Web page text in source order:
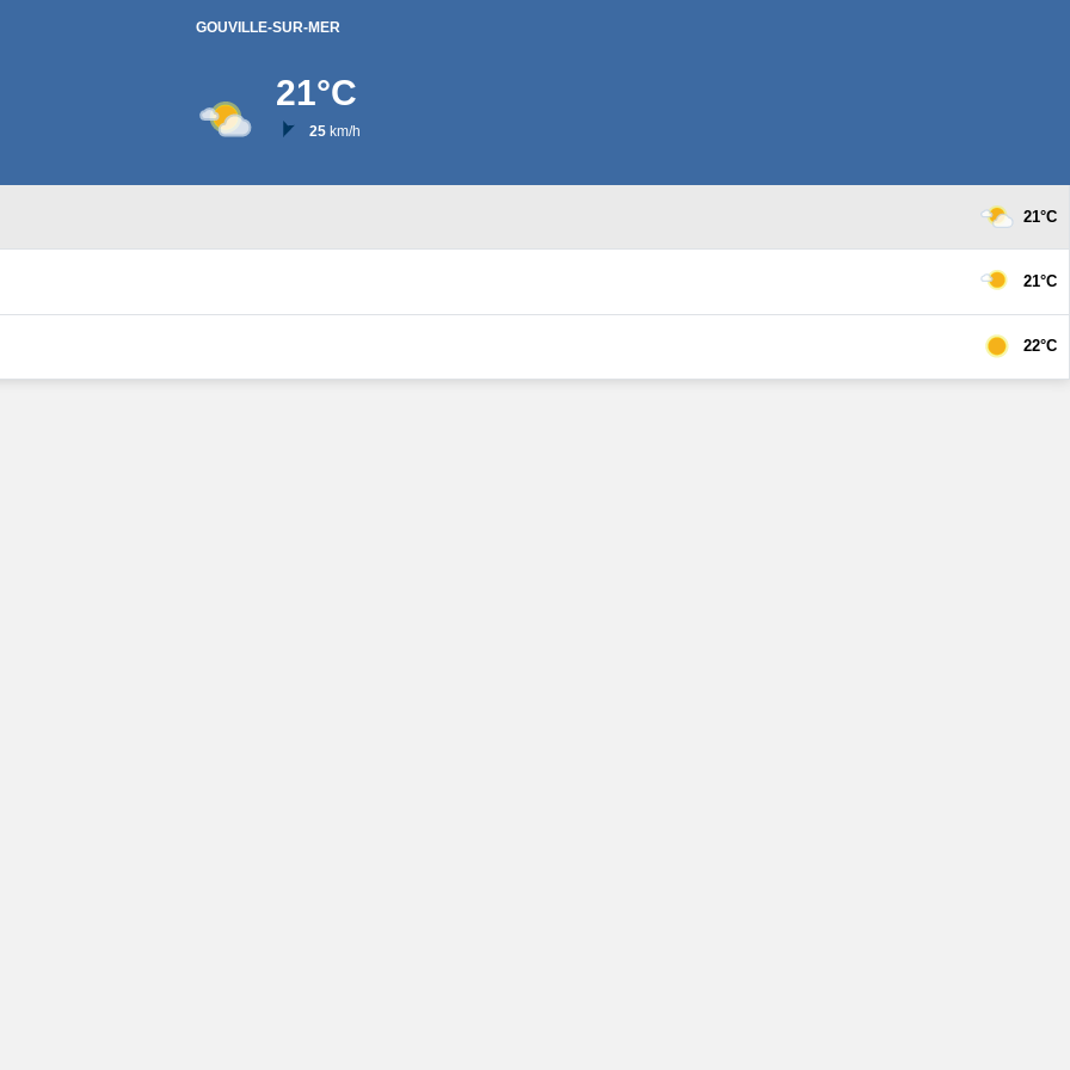
GOUVILLE-SUR-MER
21°C
25km/h
21°C
21°C
22°C